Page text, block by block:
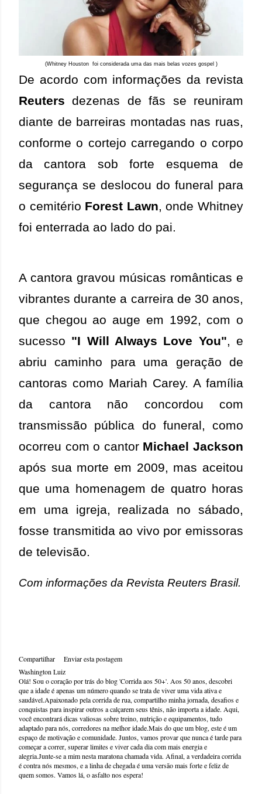
(Whitney Houston foi considerada uma das mais belas vozes gospel )
De acordo com informações da revista
Reuters dezenas de fãs se reuniram
diante de barreiras montadas nas ruas,
conforme o cortejo carregando o corpo
da cantora sob forte esquema de
segurança se deslocou do funeral para
o cemitério Forest Lawn, onde Whitney
foi enterrada ao lado do pai.
A cantora gravou músicas românticas e
vibrantes durante a carreira de 30 anos,
que chegou ao auge em 1992, com o
sucesso "I Will Always Love You", e
abriu caminho para uma geração de
cantoras como Mariah Carey. A família
da cantora não concordou com
transmissão pública do funeral, como
ocorreu com o cantor Michael Jackson
após sua morte em 2009, mas aceitou
que uma homenagem de quatro horas
em uma igreja, realizada no sábado,
fosse transmitida ao vivo por emissoras
de televisão.
Com informações da Revista Reuters Brasil.
Compartilhar
Enviar esta postagem
Washington Luiz
Olá! Sou o coração por trás do blog 'Corrida aos 50+'. Aos 50 anos, descobri
que a idade é apenas um número quando se trata de viver uma vida ativa e
saudável.Apaixonado pela corrida de rua, compartilho minha jornada, desafios e
conquistas para inspirar outros a calçarem seus tênis, não importa a idade. Aqui,
você encontrará dicas valiosas sobre treino, nutrição e equipamentos, tudo
adaptado para nós, corredores na melhor idade.Mais do que um blog, este é um
espaço de motivação e comunidade. Juntos, vamos provar que nunca é tarde para
começar a correr, superar limites e viver cada dia com mais energia e
alegria.Junte-se a mim nesta maratona chamada vida. Afinal, a verdadeira corrida
é contra nós mesmos, e a linha de chegada é uma versão mais forte e feliz de
quem somos. Vamos lá, o asfalto nos espera!